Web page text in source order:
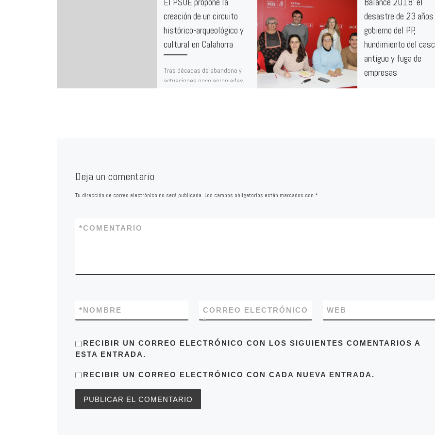
creación de un circuito
histórico-arqueológico y
cultural en Calahorra
Tras décadas de abandono y
actuaciones poco apropiadas,
desastre de 23 años
gobierno del PP,
hundimiento del
antiguo y fuga de
empresas
Deja un comentario
Tu dirección de correo electrónico no será publicada. Los campos obligatorios están marcados con *
COMENTARIO
*
NOMBRE
*
CORREO ELECTRÓNICO
*
WEB
RECIBIR UN CORREO ELECTRÓNICO CON LOS SIGUIENTES COMENTARIOS A
ESTA ENTRADA.
RECIBIR UN CORREO ELECTRÓNICO CON CADA NUEVA ENTRADA.